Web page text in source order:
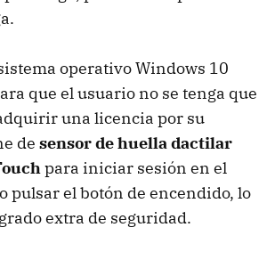
operativo Windows 10
que el usuario no se tenga que
una licencia por su
de sensor de huella dactilar
para iniciar sesión en el
pulsar el botón de encendido, lo
extra de seguridad.